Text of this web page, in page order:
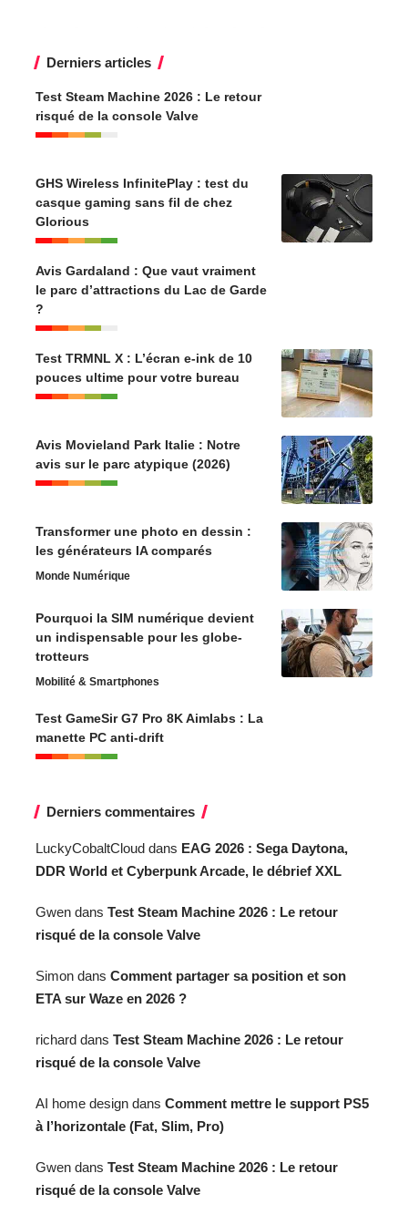
Derniers articles
Test Steam Machine 2026 : Le retour
risqué de la console Valve
GHS Wireless InfinitePlay : test du
casque gaming sans fil de chez
Glorious
Avis Gardaland : Que vaut vraiment
le parc d’attractions du Lac de Garde
?
Test TRMNL X : L’écran e-ink de 10
pouces ultime pour votre bureau
Avis Movieland Park Italie : Notre
avis sur le parc atypique (2026)
Transformer une photo en dessin :
les générateurs IA comparés
Monde Numérique
Pourquoi la SIM numérique devient
un indispensable pour les globe-
trotteurs
Mobilité & Smartphones
Test GameSir G7 Pro 8K Aimlabs : La
manette PC anti-drift
Derniers commentaires
LuckyCobaltCloud dans EAG 2026 : Sega Daytona,
DDR World et Cyberpunk Arcade, le débrief XXL
Gwen dans Test Steam Machine 2026 : Le retour
risqué de la console Valve
Simon dans Comment partager sa position et son
ETA sur Waze en 2026 ?
richard dans Test Steam Machine 2026 : Le retour
risqué de la console Valve
AI home design dans Comment mettre le support PS5
à l’horizontale (Fat, Slim, Pro)
Gwen dans Test Steam Machine 2026 : Le retour
risqué de la console Valve